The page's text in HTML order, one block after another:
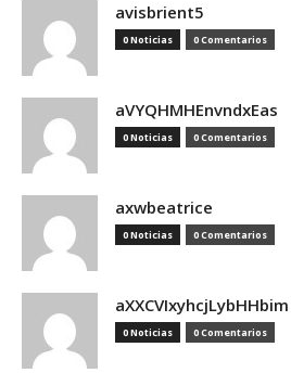
avisbrient5
0 Noticias 0 Comentarios
aVYQHMHEnvndxEas
0 Noticias 0 Comentarios
axwbeatrice
0 Noticias 0 Comentarios
aXXCVIxyhcjLybHHbim
0 Noticias 0 Comentarios